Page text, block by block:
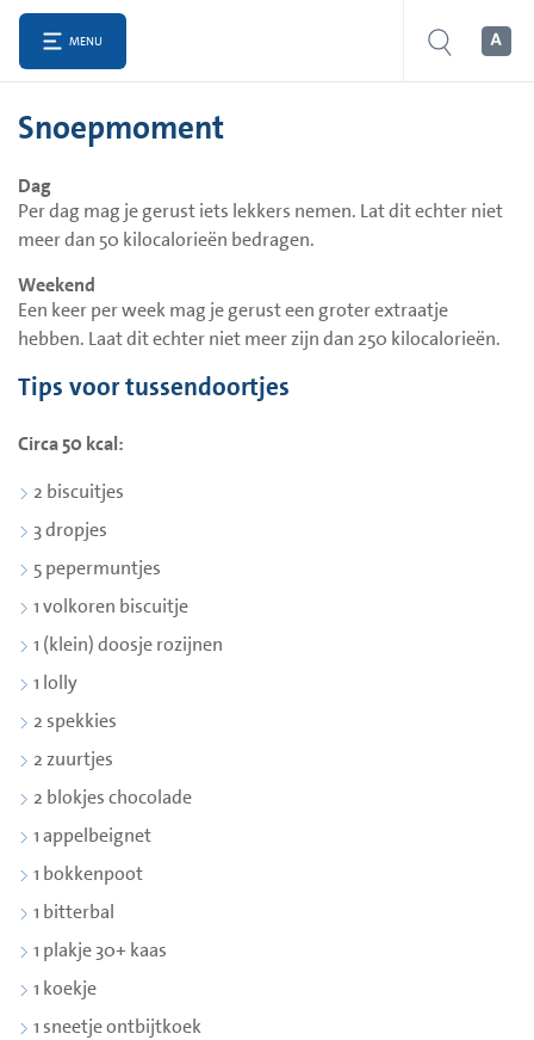
MENU
Snoepmoment
Dag
Per dag mag je gerust iets lekkers nemen. Lat dit echter niet
meer dan 50 kilocalorieën bedragen.
Weekend
Een keer per week mag je gerust een groter extraatje
hebben. Laat dit echter niet meer zijn dan 250 kilocalorieën.
Tips voor tussendoortjes
Circa 50 kcal:
2 biscuitjes
3 dropjes
5 pepermuntjes
1 volkoren biscuitje
1 (klein) doosje rozijnen
1 lolly
2 spekkies
2 zuurtjes
2 blokjes chocolade
1 appelbeignet
1 bokkenpoot
1 bitterbal
1 plakje 30+ kaas
1 koekje
1 sneetje ontbijtkoek